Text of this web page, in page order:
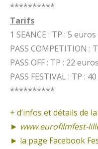
**********
Tarifs
1 SEANCE : TP : 5
PASS COMPETITION :
PASS OFF : TP : 22
PASS FESTIVAL : TP :
**********
+ d’infos et détails de
► www.eurofilmfest-
► la page Facebook